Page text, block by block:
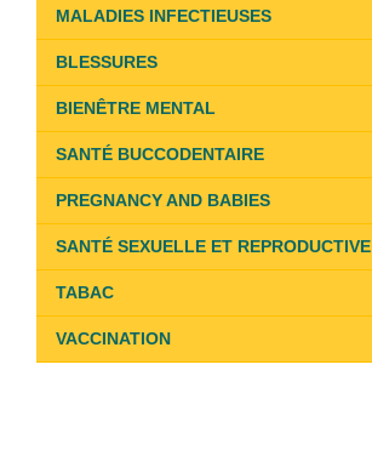
MALADIES INFECTIEUSES
BLESSURES
BIENÊTRE MENTAL
SANTÉ BUCCODENTAIRE
PREGNANCY AND BABIES
SANTÉ SEXUELLE ET REPRODUCTIVE
TABAC
VACCINATION